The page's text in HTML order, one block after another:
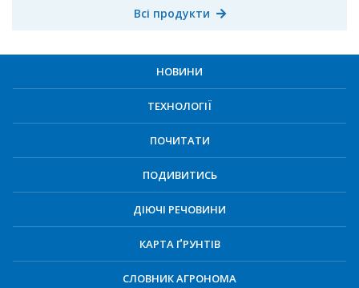
Всі продукти
НОВИНИ
ТЕХНОЛОГІЇ
ПОЧИТАТИ
ПОДИВИТИСЬ
ДІЮЧІ РЕЧОВИНИ
КАРТА ҐРУНТІВ
СЛОВНИК АГРОНОМА